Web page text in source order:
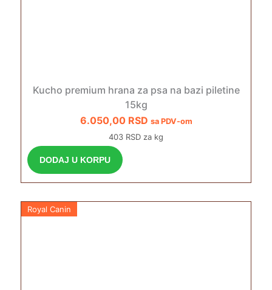
Kucho premium hrana za psa na bazi piletine
15kg
6.050,00 RSD sa PDV-om
403 RSD za kg
DODAJ U KORPU
Royal Canin